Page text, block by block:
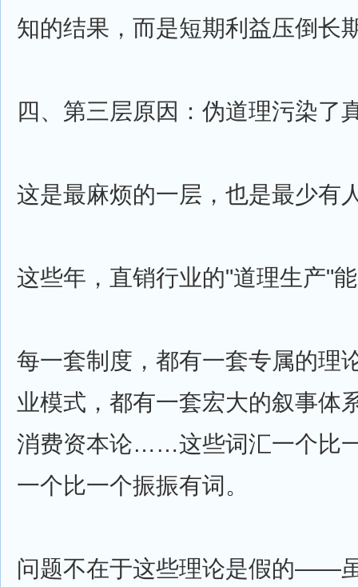
知的结果，而是短期利益压倒长
四、第三层原因：伪道理污染了
这是最麻烦的一层，也是最少有
这些年，直销行业的"道理生产"
每一套制度，都有一套专属的理
业模式，都有一套宏大的叙事体
消费资本论……这些词汇一个比
一个比一个振振有词。
问题不在于这些理论是假的——